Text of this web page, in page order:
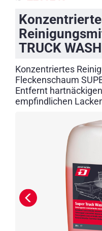
TRUCK WASH
Konzentriertes
Fleckenschaum
Entfernt
empfindlichen